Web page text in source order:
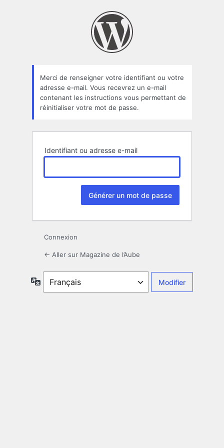
oublié
Merci de renseigner votre identifiant ou votre
adresse e-mail. Vous recevrez un e-mail
contenant les instructions vous permettant de
réinitialiser votre mot de passe.
Identifiant ou adresse e-mail
Connexion
← Aller sur Magazine de l’Aube
Langue